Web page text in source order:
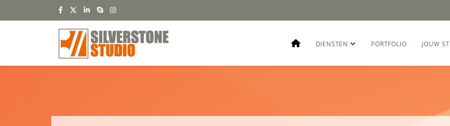
DIENSTEN PORTFOLIO JOUW